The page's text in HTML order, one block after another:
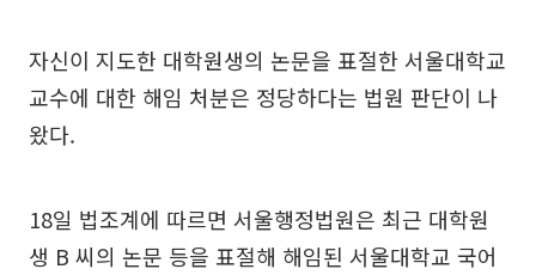
자신이 지도한 대학원생의 논문을 표절한 서울대학교
교수에 대한 해임 처분은 정당하다는 법원 판단이 나
왔다.
18일 법조계에 따르면 서울행정법원은 최근 대학원
생 B 씨의 논문 등을 표절해 해임된 서울대학교 국어